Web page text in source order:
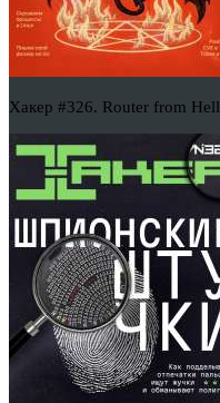
Хакер #326. Router from Hell